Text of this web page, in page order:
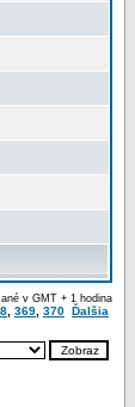
v GMT + 1 hodina
369 370 Ďalšia